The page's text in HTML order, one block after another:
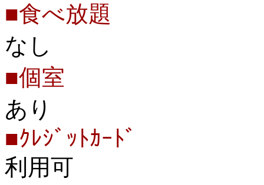
■食べ放題
なし
■個室
あり
■ｸﾚｼﾞｯﾄｶｰﾄﾞ
利用可